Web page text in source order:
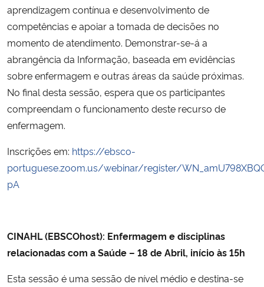
aprendizagem contínua e desenvolvimento de
competências e apoiar a tomada de decisões no
momento de atendimento. Demonstrar-se-á a
abrangência da Informação, baseada em evidências
sobre enfermagem e outras áreas da saúde próximas.
No final desta sessão, espera que os participantes
compreendam o funcionamento deste recurso de
enfermagem.
Inscrições em: https://ebsco-
portuguese.zoom.us/webinar/register/
pA
CINAHL (EBSCOhost): Enfermagem e disciplinas
relacionadas com a Saúde – 18 de Abril, início às 15h
Esta sessão é uma sessão de nível médio e destina-se